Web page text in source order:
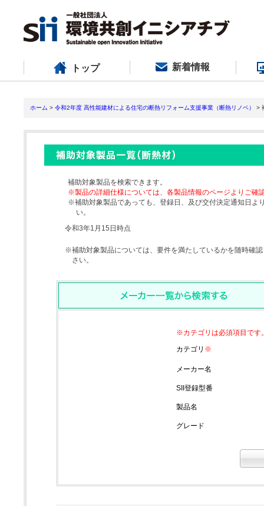
トップ 新着情報
ホーム > 令和2年度 高性能建材による住宅の断熱リフォーム支援事業（断熱リノベ） >
補助対象製品を検索できます。
※製品の詳細仕様については、各製品情報のページよりご確
※補助対象製品であっても、登録日、及び交付決定通知日よ
い。
令和3年1月15日時点
※補助対象製品については、要件を満たしているかを随時確
さい。
※カテゴリは必須項目です
カテゴリ ※
メーカー名
SII登録型番
製品名
グレード